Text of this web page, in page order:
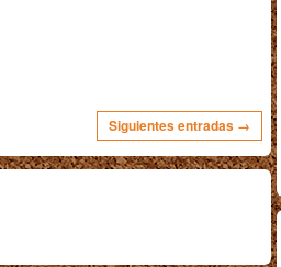
Siguientes entradas →